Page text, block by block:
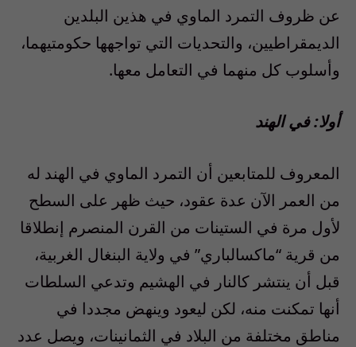
عن ظروف التمرد الماوي في هذين البلدين
الديمقراطيين، والتحديات التي تواجهها حكومتيهما،
وأسلوب كل منهما في التعامل معها.
أولا: في الهند
المعروف للمتابعين أن التمرد الماوي في الهند له
من العمر الآن عدة عقود، حيث ظهر على السطح
لأول مرة في الستينات من القرن المنصرم إنطلاقا
من قرية “ماكسالباري” في ولاية البنغال الغربية،
قبل أن ينتشر كالنار في الهشيم وتدعي السلطات
أنها تمكنت منه، لكن ليعود وينهض مجددا في
مناطق مختلفة من البلاد في الثمانينات، ويصل عدد